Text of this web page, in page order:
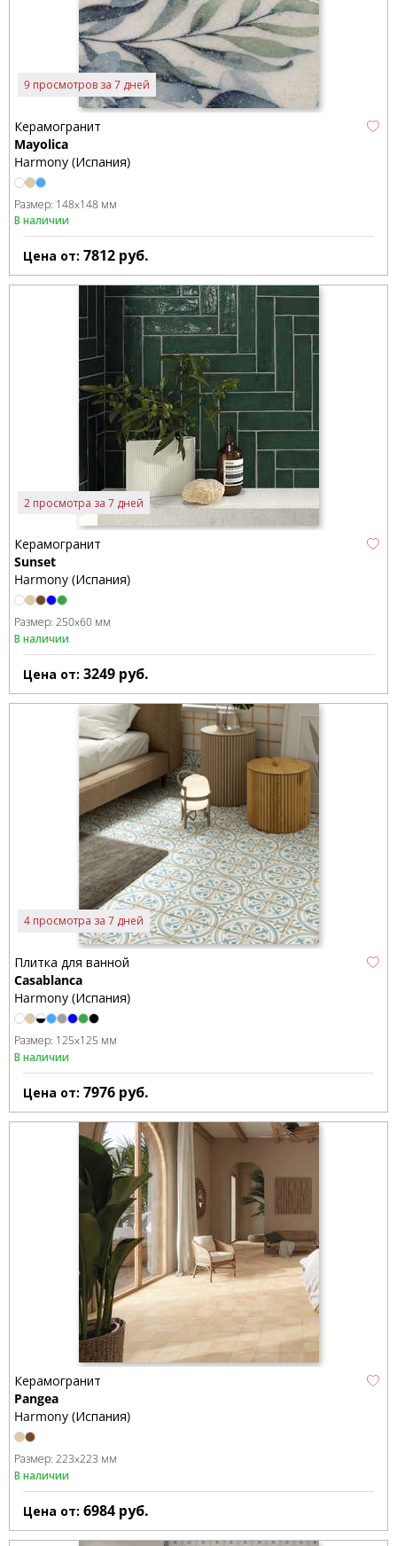
9 просмотров за 7 дней
Керамогранит
Mayolica
Harmony (Испания)
Размер: 148x148 мм
В наличии
Цена от: 7812 руб.
2 просмотра за 7 дней
Керамогранит
Sunset
Harmony (Испания)
Размер: 250x60 мм
В наличии
Цена от: 3249 руб.
4 просмотра за 7 дней
Плитка для ванной
Casablanca
Harmony (Испания)
Размер: 125x125 мм
В наличии
Цена от: 7976 руб.
Керамогранит
Pangea
Harmony (Испания)
Размер: 223x223 мм
В наличии
Цена от: 6984 руб.